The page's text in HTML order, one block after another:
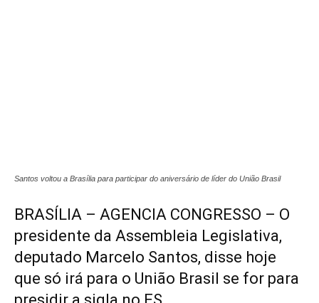
Santos voltou a Brasília para participar do aniversário de líder do União Brasil
BRASÍLIA – AGENCIA CONGRESSO – O
presidente da Assembleia Legislativa,
deputado Marcelo Santos, disse hoje
que só irá para o União Brasil se for para